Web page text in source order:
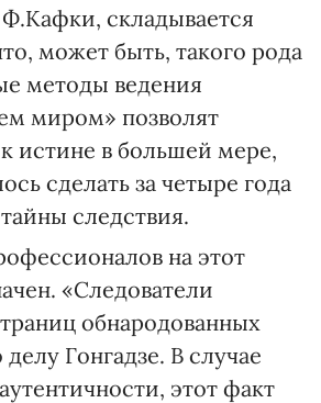
складывается
может быть, такого рода
методы ведения
миром» позволят
истине в большей мере,
сделать за четыре года
следствия.
на этот
«Следователи
обнародованных
Гонгадзе. В случае
этот факт